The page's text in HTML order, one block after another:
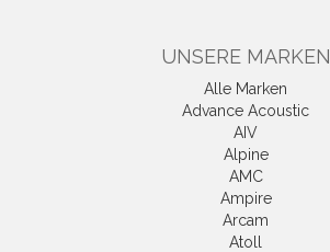
UNSERE MARKEN
Alle Marken
Advance Acoustic
AIV
Alpine
AMC
Ampire
Arcam
Atoll